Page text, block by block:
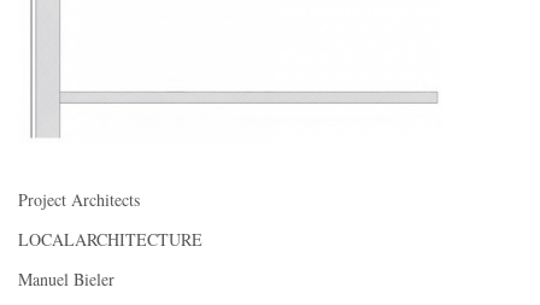
Project Architects
LOCALARCHITECTURE
Manuel Bieler